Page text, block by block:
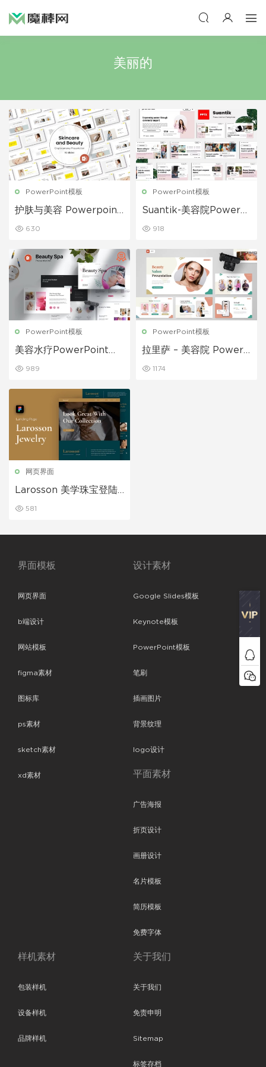
美丽的
PowerPoint模板
护肤与美容 Powerpoint
630
PowerPoint模板
Suantik-美容院Powerp
918
PowerPoint模板
美容水疗PowerPoint模
989
PowerPoint模板
拉里萨 – 美容院 PowerP
1174
网页界面
Larosson 美学珠宝登陆
581
界面模板
网页界面
b端设计
网站模板
figma素材
图标库
ps素材
sketch素材
xd素材
设计素材
Google Slides模板
Keynote模板
PowerPoint模板
笔刷
插画图片
背景纹理
logo设计
平面素材
广告海报
折页设计
画册设计
名片模板
简历模板
免费字体
样机素材
包装样机
设备样机
品牌样机
关于我们
关于我们
免责申明
Sitemap
标签存档